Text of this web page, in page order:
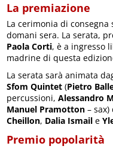
La premiazione
La cerimonia di
domani sera. La serata,
Paola Corti, è a ingresso
madrine di questa
La serata sarà animata
Sfom Quintet (Pietro
percussioni,Alessandro
Manuel Pramotton –
Cheillon, Dalia Ismail e
Premio popolarità